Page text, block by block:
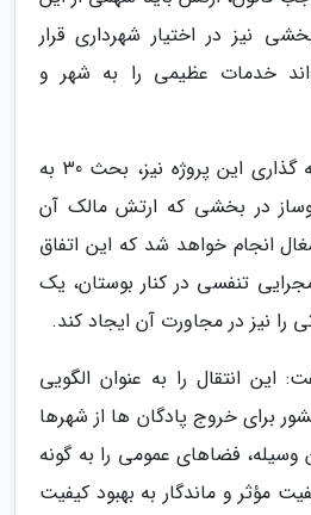
نیز در اختیار شهرداری قرار
خدمات عظیمی را به شهر و
وی ادامه داد: در سرمایه گذاری این پروژه نیز، بحث 30 به
در بخشی که ارتش مالک آن
انجام خواهد شد که این اتفاق
تنفسی در کنار بوستان، یک
نیز در مجاورت آن ایجاد کند.
این انتقال را به عنوان الگویی
برای خروج پادگان ها از شهرها
وسیله، فضاهای عمومی را به گونه
مؤثر و ماندگار به بهبود کیفیت